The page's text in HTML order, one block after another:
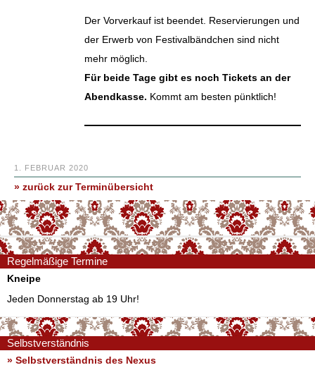
Der Vorverkauf ist beendet. Reservierungen und
der Erwerb von Festivalbändchen sind nicht
mehr möglich.
Für beide Tage gibt es noch Tickets an der
Abendkasse. Kommt am besten pünktlich!
1. FEBRUAR 2020
» zurück zur Terminübersicht
Regelmäßige Termine
Kneipe
Jeden Donnerstag ab 19 Uhr!
Selbstverständnis
» Selbstverständnis des Nexus